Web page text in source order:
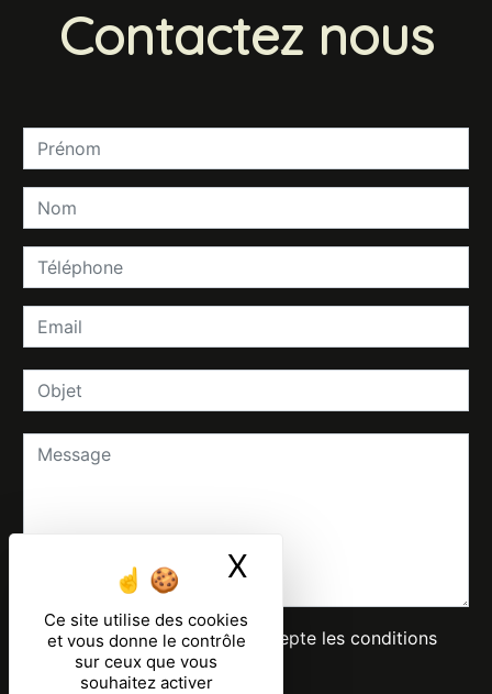
Ce site utilise des cookies
et vous donne le contrôle
sur ceux que vous
souhaitez activer
X
Contactez nous
En cochant cette case, j'accepte les conditions
particulières ci-dessous **